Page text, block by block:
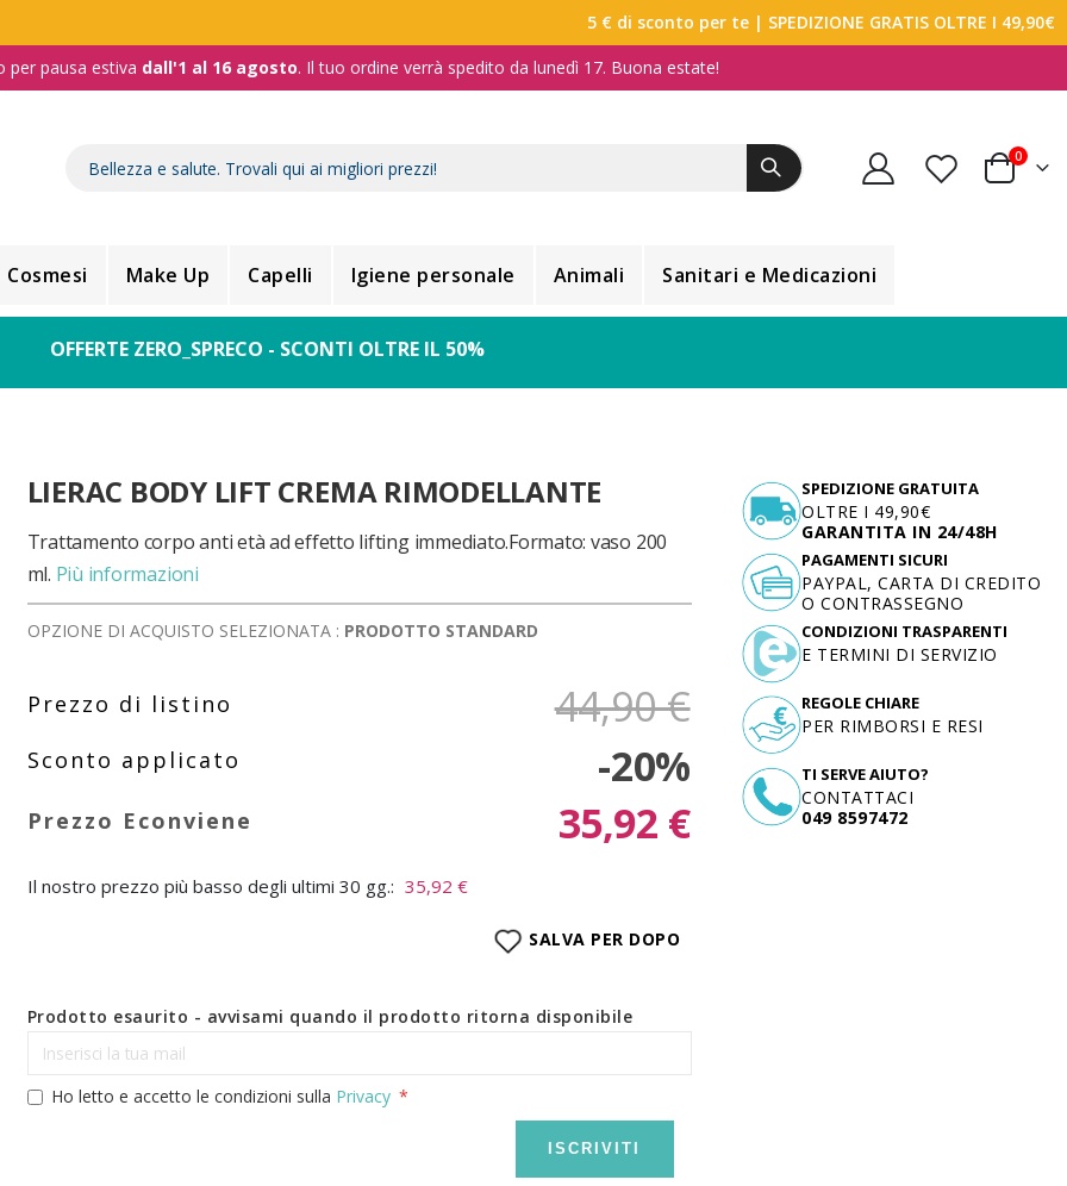
5 € di sconto per te | SPEDIZIONE GRATIS OLTRE I 49,90€
per pausa estiva dall'1 al 16 agosto. Il tuo ordine verrà spedito da lunedì 17. Buona estate!
Carrello
0
Cosmesi Make Up Capelli Igiene personale Animali Sanitari e Medicazioni
OFFERTE ZERO_SPRECO - SCONTI OLTRE IL 50%
LIERAC BODY LIFT CREMA RIMODELLANTE
Trattamento corpo anti età ad effetto lifting immediato.Formato: vaso 200
ml. Più informazioni
OPZIONE DI ACQUISTO SELEZIONATA : PRODOTTO STANDARD
44,90 €
-20%
35,92 €
Il nostro prezzo più basso degli ultimi 30 gg.: 35,92 €
SALVA PER DOPO
Prodotto esaurito - avvisami quando il prodotto ritorna disponibile
Ho letto e accetto le condizioni sulla Privacy
ISCRIVITI
SPEDIZIONE GRATUITA
OLTRE I 49,90€
GARANTITA IN 24/48H
TI SERVE AIUTO?
CONTATTACI
049 8597472
PAGAMENTI SICURI
PAYPAL, CARTA DI CREDITO
O CONTRASSEGNO
CONDIZIONI TRASPARENTI
E TERMINI DI SERVIZIO
REGOLE CHIARE
PER RIMBORSI E RESI